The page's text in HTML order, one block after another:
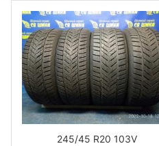
245/45 R20 103V